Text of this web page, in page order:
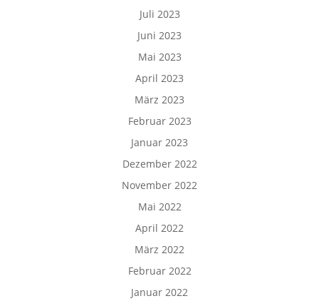
Juli 2023
Juni 2023
Mai 2023
April 2023
März 2023
Februar 2023
Januar 2023
Dezember 2022
November 2022
Mai 2022
April 2022
März 2022
Februar 2022
Januar 2022